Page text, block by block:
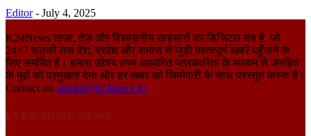
Editor - July 4, 2025
K24News ताज़ा, तेज़ और विश्वसनीय समाचारों का डिजिटल मंच है, जो
24×7 पाठकों तक देश, प्रदेश और समाज से जुड़ी महत्वपूर्ण खबरें पहुँचाने के
लिए समर्पित है। हमारा उद्देश्य तथ्य आधारित पत्रकारिता के माध्यम से जनहित
के मुद्दों को प्रमुखता देना और हर खबर को जिम्मेदारी के साथ प्रस्तुत करना है।
Contact us: admin@k24news.in